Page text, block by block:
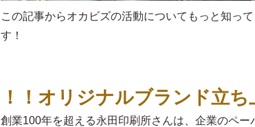
この記事からオカビズの活動についてもっと知っ
す！
！！オリジナルブランド立ち
創業100年を超える永田印刷所さんは、企業のペ